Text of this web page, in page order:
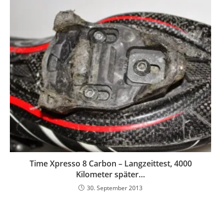
Time Xpresso 8 Carbon – Langzeittest, 4000
Kilometer später…
30. September 2013